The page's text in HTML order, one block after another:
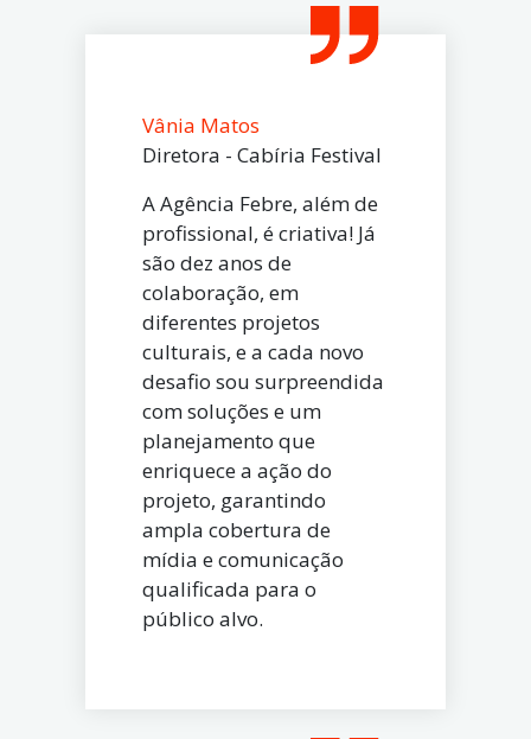
Vânia Matos
Diretora - Cabíria Festival
A Agência Febre, além de
profissional, é criativa! Já
são dez anos de
colaboração, em
diferentes projetos
culturais, e a cada novo
desafio sou surpreendida
com soluções e um
planejamento que
enriquece a ação do
projeto, garantindo
ampla cobertura de
mídia e comunicação
qualificada para o
público alvo.